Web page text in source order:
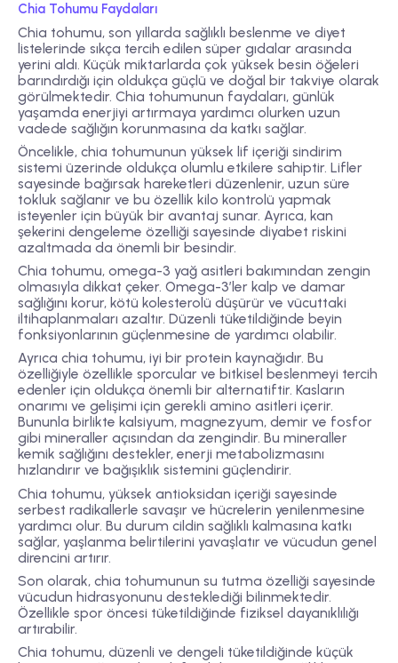
Chia Tohumu Faydaları
Chia tohumu, son yıllarda sağlıklı beslenme ve diyet
listelerinde sıkça tercih edilen süper gıdalar arasında
yerini aldı. Küçük miktarlarda çok yüksek besin öğeleri
barındırdığı için oldukça güçlü ve doğal bir takviye olarak
görülmektedir. Chia tohumunun faydaları, günlük
yaşamda enerjiyi artırmaya yardımcı olurken uzun
vadede sağlığın korunmasına da katkı sağlar.
Öncelikle, chia tohumunun yüksek lif içeriği sindirim
sistemi üzerinde oldukça olumlu etkilere sahiptir. Lifler
sayesinde bağırsak hareketleri düzenlenir, uzun süre
tokluk sağlanır ve bu özellik kilo kontrolü yapmak
isteyenler için büyük bir avantaj sunar. Ayrıca, kan
şekerini dengeleme özelliği sayesinde diyabet riskini
azaltmada da önemli bir besindir.
Chia tohumu, omega-3 yağ asitleri bakımından zengin
olmasıyla dikkat çeker. Omega-3’ler kalp ve damar
sağlığını korur, kötü kolesterolü düşürür ve vücuttaki
iltihaplanmaları azaltır. Düzenli tüketildiğinde beyin
fonksiyonlarının güçlenmesine de yardımcı olabilir.
Ayrıca chia tohumu, iyi bir protein kaynağıdır. Bu
özelliğiyle özellikle sporcular ve bitkisel beslenmeyi tercih
edenler için oldukça önemli bir alternatiftir. Kasların
onarımı ve gelişimi için gerekli amino asitleri içerir.
Bununla birlikte kalsiyum, magnezyum, demir ve fosfor
gibi mineraller açısından da zengindir. Bu mineraller
kemik sağlığını destekler, enerji metabolizmasını
hızlandırır ve bağışıklık sistemini güçlendirir.
Chia tohumu, yüksek antioksidan içeriği sayesinde
serbest radikallerle savaşır ve hücrelerin yenilenmesine
yardımcı olur. Bu durum cildin sağlıklı kalmasına katkı
sağlar, yaşlanma belirtilerini yavaşlatır ve vücudun genel
direncini artırır.
Son olarak, chia tohumunun su tutma özelliği sayesinde
vücudun hidrasyonunu desteklediği bilinmektedir.
Özellikle spor öncesi tüketildiğinde fiziksel dayanıklılığı
artırabilir.
Chia tohumu, düzenli ve dengeli tüketildiğinde küçük